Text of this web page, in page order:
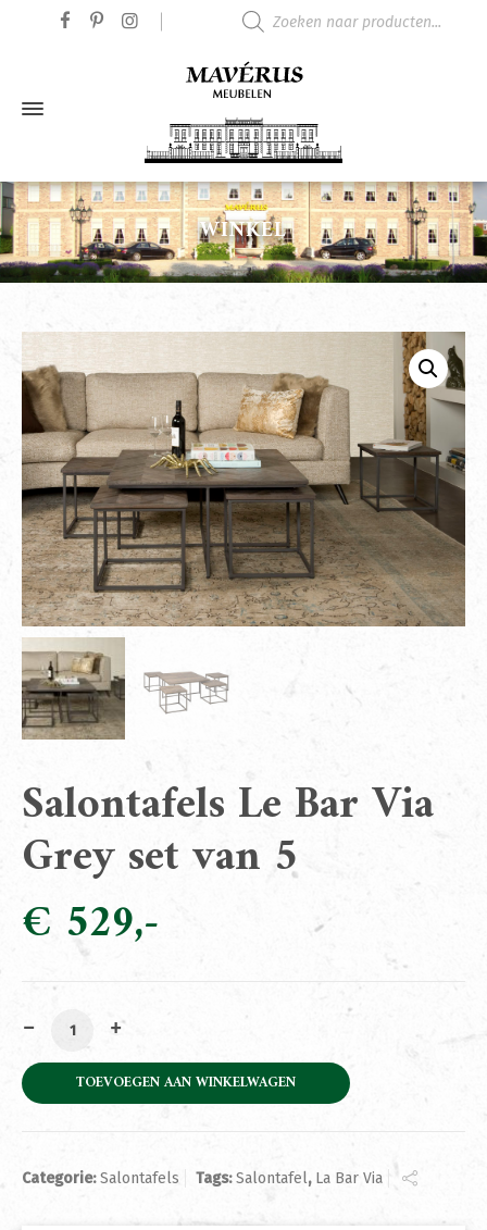
WINKEL
Salontafels Le Bar Via
Grey set van 5
€ 529
Salontafels Le Bar Via Grey set van 5 aantal
TOEVOEGEN AAN WINKELWAGEN
Categorie:Salontafels Tags:Salontafel, La Bar Via